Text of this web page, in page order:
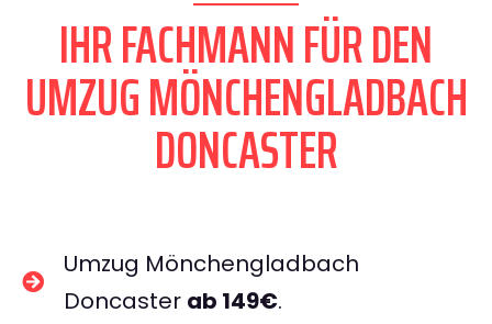
IHR FACHMANN FÜR DEN
UMZUG MÖNCHENGLADBACH
DONCASTER
Umzug Mönchengladbach
Doncaster ab 149€.